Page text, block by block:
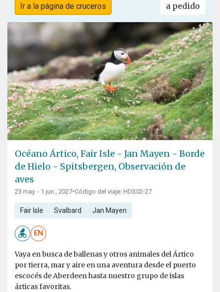
Ir a la página de cruceros a pedido
Océano Ártico, Fair Isle - Jan Mayen - Borde
de Hielo - Spitsbergen, Observación de
aves
23 may. - 1 jun., 2027•Código del viaje: HDS02-27
Fair Isle Svalbard Jan Mayen
EN
Vaya en busca de ballenas y otros animales del Ártico
por tierra, mar y aire en una aventura desde el puerto
escocés de Aberdeen hasta nuestro grupo de islas
árticas favoritas.